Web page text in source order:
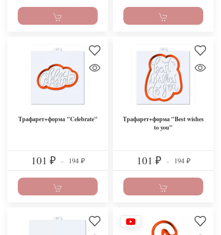
Трафарет+форма "Celebrate"
101 ₽ – 194 ₽
Трафарет+форма "Best wishes
to you"
101 ₽ – 194 ₽